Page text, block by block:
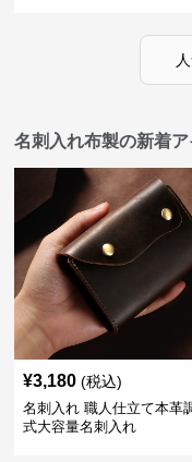
名刺入れ布製の新着ア
¥3,180 (税込)
名刺入れ 職人仕立て本革
式大容量名刺入れ